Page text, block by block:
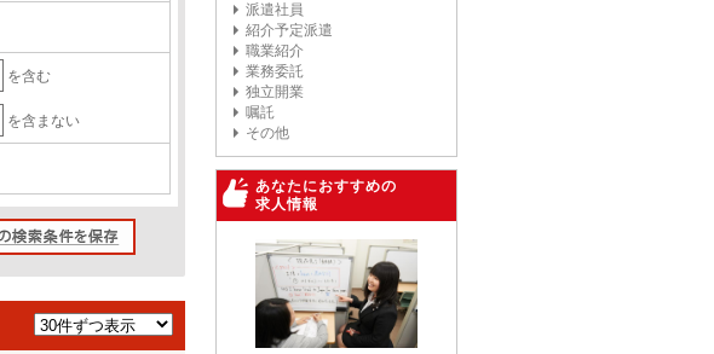
を含む
を含まない
派遣社員
紹介予定派遣
職業紹介
業務委託
独立開業
嘱託
その他
あなたにおすすめの
求人情報